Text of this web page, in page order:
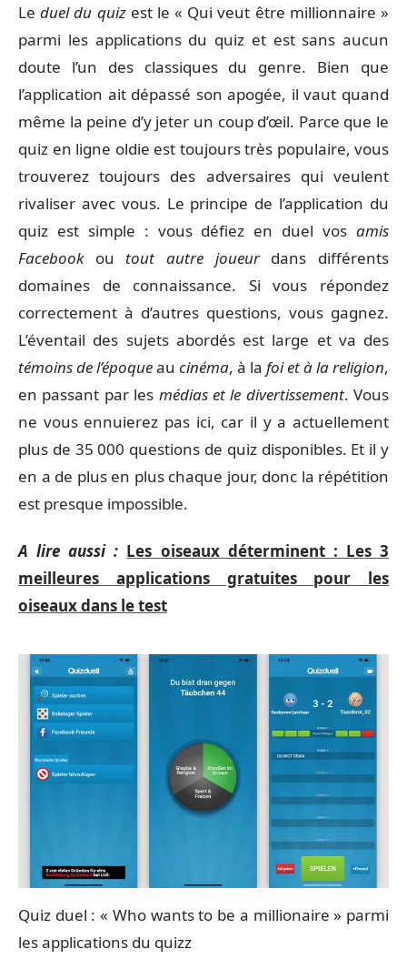
Leduel du quizest le « Qui veut être millionnaire »
parmi les applications du quiz et est sans aucun
doute l’un des classiques du genre. Bien que
l’application ait dépassé son apogée, il vaut quand
même la peine d’y jeter un coup d’œil. Parce que le
quiz en ligne oldie est toujours très populaire, vous
trouverez toujours des adversaires qui veulent
rivaliser avec vous. Le principe de l’application du
quiz est simple : vous défiez en duel vos amis
Facebookou tout autre joueurdans différents
domaines de connaissance. Si vous répondez
correctement à d’autres questions, vous gagnez.
L’éventail des sujets abordés est large et va des
témoins de l’époqueau cinéma, à la foi et à la religion,
en passant par les médias et le divertissement. Vous
ne vous ennuierez pas ici, car il y a actuellement
plus de 35 000 questions de quiz disponibles. Et il y
en a de plus en plus chaque jour, donc la répétition
est presque impossible.
A lire aussi : Les oiseaux déterminent : Les 3
meilleures applications gratuites pour les
oiseaux dans le test
Quiz duel : « Who wants to be a millionaire » parmi
les applications du quizz